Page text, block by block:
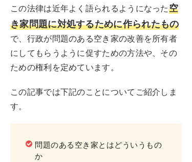
この法律は近年よく語られるようになった空
き家問題に対処するために作られたもの
で、行政が問題のある空き家の改善を所有者
にしてもらうように促すための方法や、その
ための権利を定めています。
この記事では下記のことについてご紹介しま
す。
問題のある空き家とはどういうもの
か